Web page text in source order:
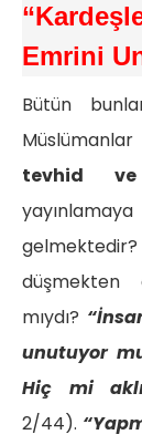
Emrini
Bütün
Müslümanlar
tevhid
düşmekten
mıydı?
unutuyor
Hiç mi
2/44).